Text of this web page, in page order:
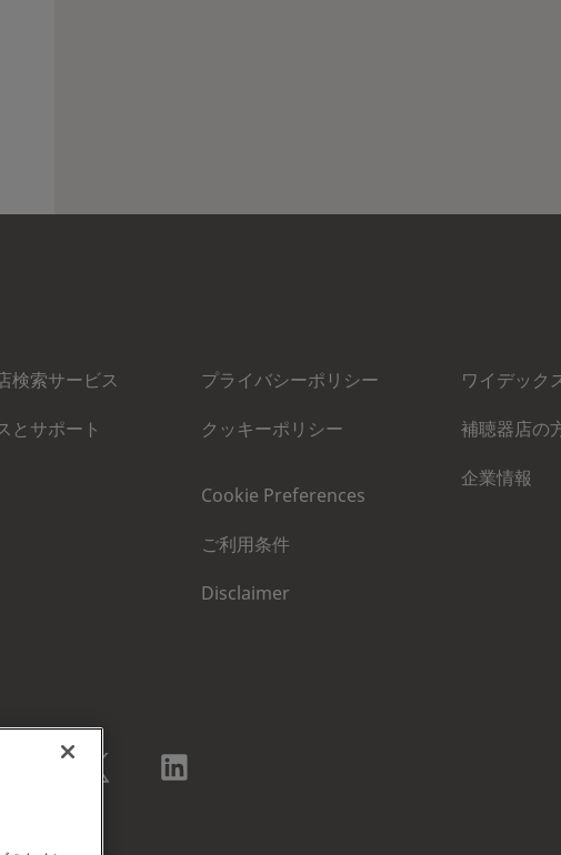
検索サービス
とサポート
プライバシーポリシー
クッキーポリシー
Cookie Preferences
ご利用条件
Disclaimer
ワイデック
補聴器店の
企業情報